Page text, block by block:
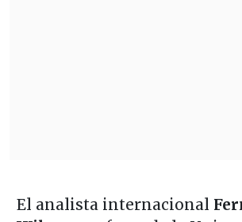
El analista internacional